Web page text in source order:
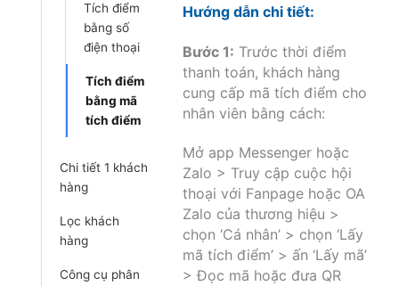
Tích điểm
bằng số
điện thoại
Tích điểm
bằng mã
tích điểm
Chi tiết 1 khách
hàng
Lọc khách
hàng
Công cụ phân
Hướng dẫn chi tiết:
Bước 1: Trước thời điểm
thanh toán, khách hàng
cung cấp mã tích điểm cho
nhân viên bằng cách:
Mở app Messenger hoặc
Zalo > Truy cập cuộc hội
thoại với Fanpage hoặc OA
Zalo của thương hiệu >
chọn ‘Cá nhân’ > chọn ‘Lấy
mã tích điểm’ > ấn ‘Lấy mã’
> Đọc mã hoặc đưa QR